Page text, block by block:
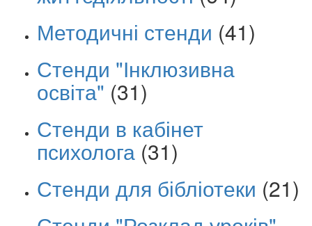
Методичні стенди (41)
Стенди "Інклюзивна
освіта" (31)
Стенди в кабінет
психолога (31)
Стенди для бібліотеки (21)